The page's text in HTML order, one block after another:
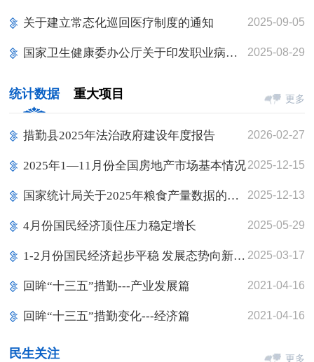
关于建立常态化巡回医疗制度的通知 2025-09-05
国家卫生健康委办公厅关于印发职业病医院基本标准（二级、三级）的通知 2025-08-29
统计数据 重大项目
措勤县2025年法治政府建设年度报告 2026-02-27
2025年1—11月份全国房地产市场基本情况2025-12-15
国家统计局关于2025年粮食产量数据的公告 2025-12-13
4月份国民经济顶住压力稳定增长 2025-05-29
1-2月份国民经济起步平稳 发展态势向新向好 2025-03-17
回眸“十三五”措勤---产业发展篇 2021-04-16
回眸“十三五”措勤变化---经济篇 2021-04-16
更多
民生关注 更多